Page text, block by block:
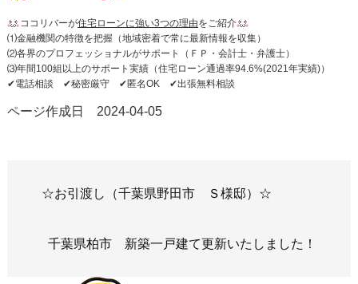
ココリバーが住宅ローンに強い3つの理由をご紹介
⑴金融機関の特徴を把握（地域密着で常に最新情報を収集）
⑵各界のプロフェッショナルがサポート（ＦＰ・会計士・弁護士）
⑶年間100組以上のサポート実績（住宅ローン通過率94.6%(2021年実績)）
✔︎電話相談 ✔︎秘密厳守 ✔︎匿名OK ✔︎出張無料相談
ページ作成日 2024-04-05
☆お引渡し（千葉県野田市 Ｓ様邸）☆
千葉県柏市 新築一戸建て更新いたしました！